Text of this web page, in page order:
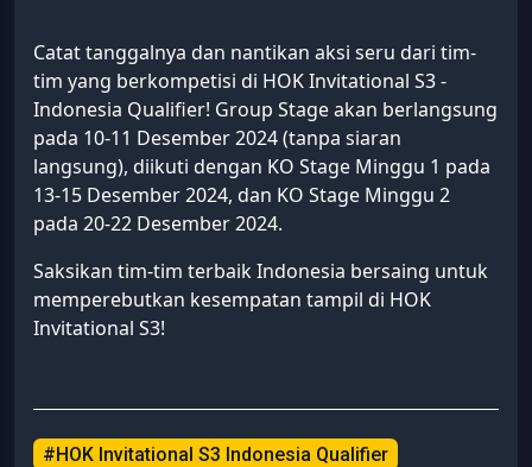
Catat tanggalnya dan nantikan aksi seru dari tim-
tim yang berkompetisi di HOK Invitational S3 -
Indonesia Qualifier! Group Stage akan berlangsung
pada 10-11 Desember 2024 (tanpa siaran
langsung), diikuti dengan KO Stage Minggu 1 pada
13-15 Desember 2024, dan KO Stage Minggu 2
pada 20-22 Desember 2024.
Saksikan tim-tim terbaik Indonesia bersaing untuk
memperebutkan kesempatan tampil di HOK
Invitational S3!
#HOK Invitational S3 Indonesia Qualifier